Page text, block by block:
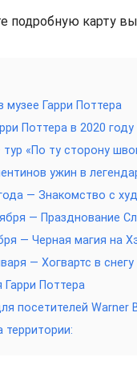
подробную карту
музее Гарри Поттера
Поттера в 2020 году
«По ту сторону
ужин в
— Знакомство с
— Празднование
— Черная магия на
— Хогвартс в снегу
Поттера
посетителей Warner